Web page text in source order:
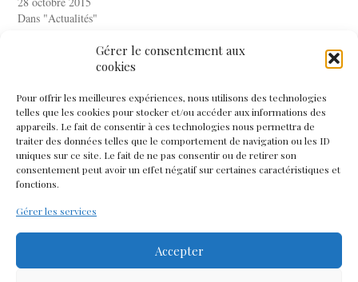
Gérer le consentement aux
cookies
Pour offrir les meilleures expériences, nous utilisons des technologies
telles que les cookies pour stocker et/ou accéder aux informations des
appareils. Le fait de consentir à ces technologies nous permettra de
traiter des données telles que le comportement de navigation ou les ID
uniques sur ce site. Le fait de ne pas consentir ou de retirer son
consentement peut avoir un effet négatif sur certaines caractéristiques et
fonctions.
Gérer les services
Accepter
Dans "Actualités"
PREVIOUS
« Autres ailleurs » • fugues
Comments are closed.